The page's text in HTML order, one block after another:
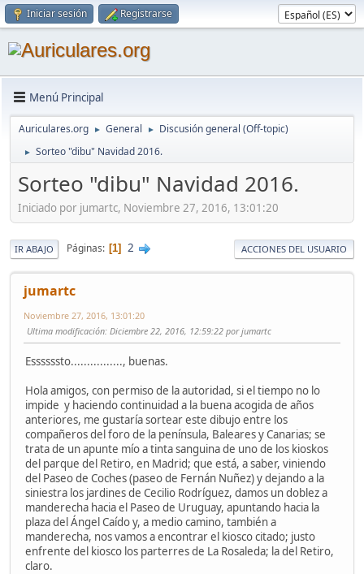
Iniciar sesión Registrarse
Menú Principal
Auriculares.org ► General ► Discusión general (Off-topic)
► Sorteo "dibu" Navidad 2016.
Sorteo "dibu" Navidad 2016.
Iniciado por jumartc, Noviembre 27, 2016, 13:01:20
IR ABAJO Páginas 1 2 ACCIONES DEL USUARIO
jumartc
Noviembre 27, 2016, 13:01:20
Ultima modificación: Diciembre 22, 2016, 12:59:22 por jumartc
Essssssto................, buenas.
Hola amigos, con permiso de la autoridad, si el tiempo no lo
impide y haciendo continuidad a la buena acogida de años
anteriores, me gustaría sortear este dibujo entre los
compañeros del foro de la península, Baleares y Canarias; se
trata de un apunte mío a tinta sanguina de uno de los kioskos
del parque del Retiro, en Madrid; que está, a saber, viniendo
del Paseo de Coches (paseo de Fernán Nuñez) y dejando a la
siniestra los jardines de Cecilio Rodríguez, damos un doblez a
manderecha hacia el Paseo de Uruguay, apuntando hacia la
plaza del Ángel Caído y, a medio camino, también a
manderecha, nos vamos a encontrar el kiosco citado; justo
enfrente del kiosco los parterres de La Rosaleda; la del Retiro,
claro.